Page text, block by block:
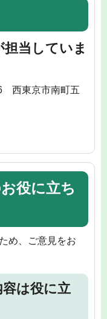
担当していま
西東京市南町五
役に立ち
め、ご意見をお
は役に立